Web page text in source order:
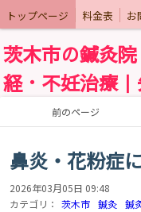
トップページ 料金表 お
茨木市の鍼灸
経・不妊治療
前のページ
鼻炎・花粉症
2026年03月05日 09:48
カテゴリ： 茨木市 鍼灸 鍼